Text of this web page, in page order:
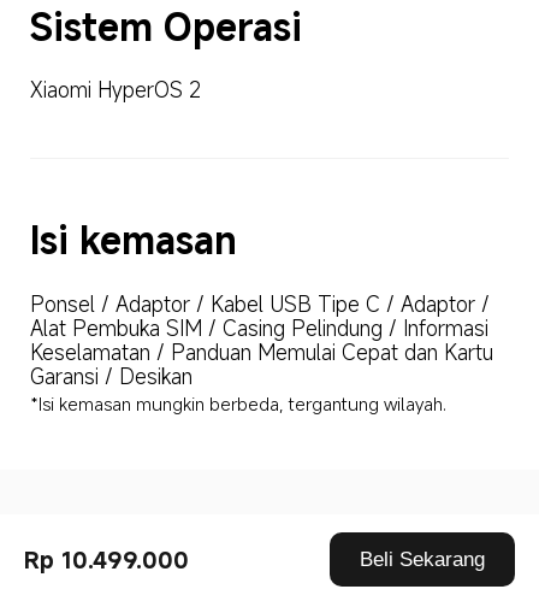
Rp 10.499.000 Beli Sekarang
Sistem Operasi
Xiaomi HyperOS 2
Isi kemasan
Ponsel / Adaptor / Kabel USB Tipe C / Adaptor /
Alat Pembuka SIM / Casing Pelindung / Informasi
Keselamatan / Panduan Memulai Cepat dan Kartu
Garansi / Desikan
*Isi kemasan mungkin berbeda, tergantung wilayah.